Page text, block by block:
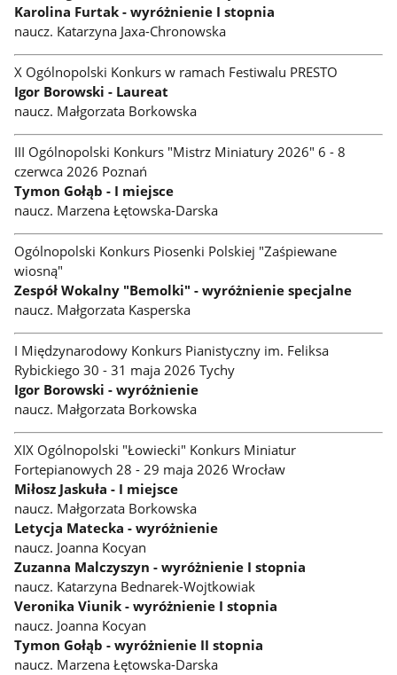
Karolina Furtak - wyróżnienie I stopnia
naucz. Katarzyna Jaxa-Chronowska
X Ogólnopolski Konkurs w ramach Festiwalu PRESTO
Igor Borowski - Laureat
naucz. Małgorzata Borkowska
III Ogólnopolski Konkurs "Mistrz Miniatury 2026" 6 - 8
czerwca 2026 Poznań
Tymon Gołąb - I miejsce
naucz. Marzena Łętowska-Darska
Ogólnopolski Konkurs Piosenki Polskiej "Zaśpiewane
wiosną"
Zespół Wokalny "Bemolki" - wyróżnienie specjalne
naucz. Małgorzata Kasperska
I Międzynarodowy Konkurs Pianistyczny im. Feliksa
Rybickiego 30 - 31 maja 2026 Tychy
Igor Borowski - wyróżnienie
naucz. Małgorzata Borkowska
XIX Ogólnopolski "Łowiecki" Konkurs Miniatur
Fortepianowych 28 - 29 maja 2026 Wrocław
Miłosz Jaskuła - I miejsce
naucz. Małgorzata Borkowska
Letycja Matecka - wyróżnienie
naucz. Joanna Kocyan
Zuzanna Malczyszyn - wyróżnienie I stopnia
naucz. Katarzyna Bednarek-Wojtkowiak
Veronika Viunik - wyróżnienie I stopnia
naucz. Joanna Kocyan
Tymon Gołąb - wyróżnienie II stopnia
naucz. Marzena Łętowska-Darska